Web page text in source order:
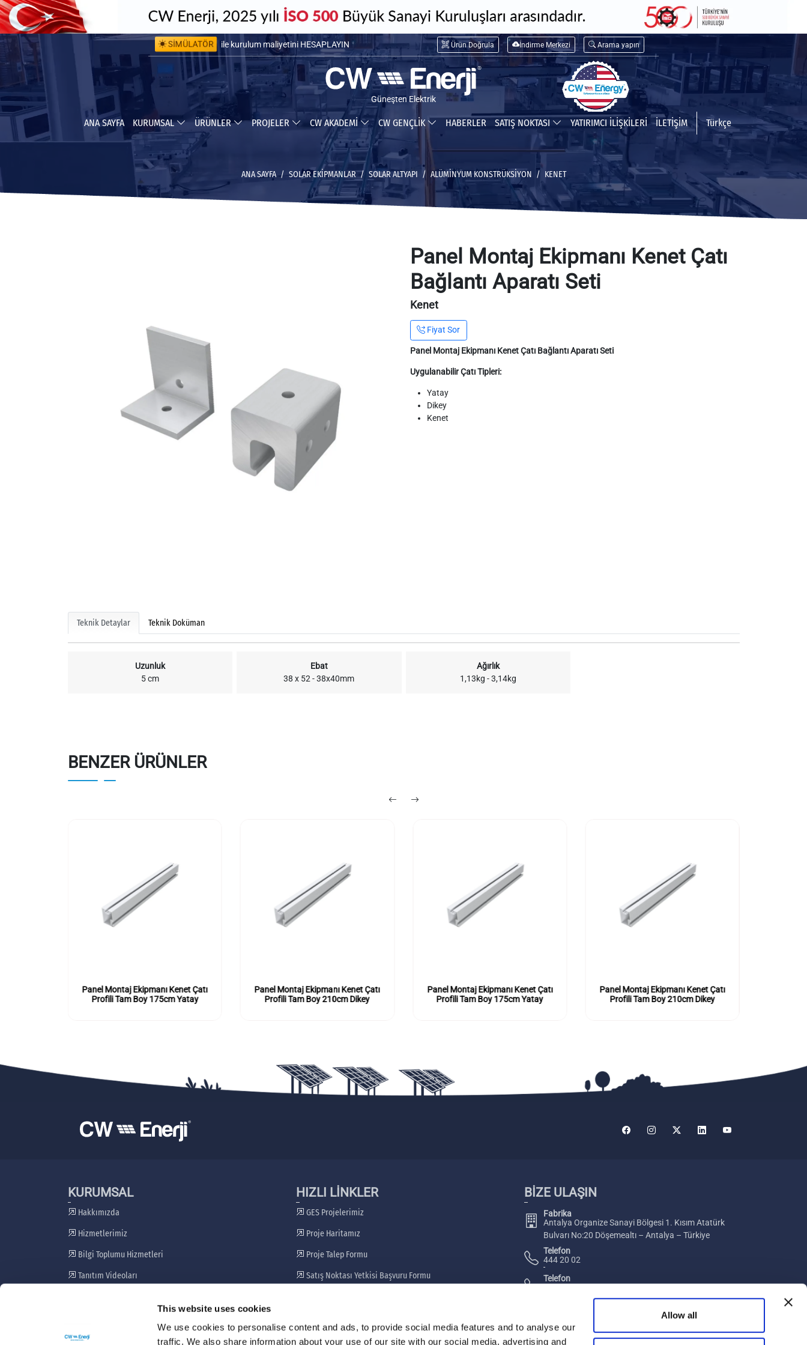
This website uses cookies
We use cookies to personalise content and ads, to provide social media features and to analyse our
traffic. We also share information about your use of our site with our social media, advertising and
Allow all
SİMÜLATÖR
ile kurulum maliyetini HESAPLAYIN
ile yapabileceğiniz tasarrufu HESAPLAYIN
Ürün Doğrula İndirme Merkezi Arama yapın
Güneşten Elektrik
ANA SAYFA KURUMSAL ÜRÜNLER PROJELER CW AKADEMİ CW GENÇLİK HABERLER SATIŞ NOKTASI YATIRIMCI İLİŞKİLERİ İLETİŞİM Türkçe
ANA SAYFA SOLAR EKİPMANLAR SOLAR ALTYAPI ALÜMINYUM KONSTRÜKSIYON KENET
Panel Montaj Ekipmanı Kenet Çatı
Bağlantı Aparatı Seti
Kenet
Fiyat Sor
Panel Montaj Ekipmanı Kenet Çatı Bağlantı Aparatı Seti
Uygulanabilir Çatı Tipleri:
Yatay
Dikey
Kenet
Teknik Detaylar Teknik Doküman
Uzunluk
5 cm
Ebat
38 x 52 - 38x40mm
Ağırlık
1,13kg - 3,14kg
BENZER ÜRÜNLER
Panel Montaj Ekipmanı Kenet Çatı
Profili Tam Boy 175cm Yatay
Panel Montaj Ekipmanı Kenet Çatı
Profili Tam Boy 210cm Dikey
Panel Montaj Ekipmanı Kenet Çatı
Profili Tam Boy 175cm Yatay
Panel Montaj Ekipmanı Kenet Çatı
Profili Tam Boy 210cm Dikey
KURUMSAL
Hakkımızda
Hizmetlerimiz
Bilgi Toplumu Hizmetleri
Tanıtım Videoları
HIZLI LİNKLER
GES Projelerimiz
Proje Haritamız
Proje Talep Formu
Satış Noktası Yetkisi Başvuru Formu
BİZE ULAŞIN
Fabrika
Antalya Organize Sanayi Bölgesi 1. Kısım Atatürk
Bulvarı No:20 Döşemealtı – Antalya – Türkiye
Telefon
444 20 02
Telefon
+ 90 242 229 00 74